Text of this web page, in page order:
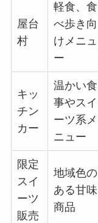
屋台
村
軽食、食
べ歩き向
けメニュ
ー
キッ
チン
カー
温かい食
事やスイ
ーツ系メ
ニュー
限定
スイ
ーツ
販売
地域色の
ある甘味
商品